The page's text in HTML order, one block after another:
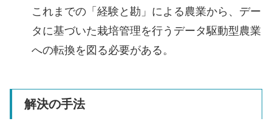
これまでの「経験と勘」による農業から、デー
タに基づいた栽培管理を行うデータ駆動型農業
への転換を図る必要がある。
解決の手法